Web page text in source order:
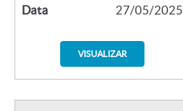
Data 27/05/2025
VISUALIZAR